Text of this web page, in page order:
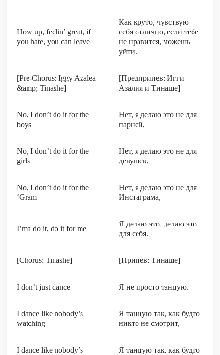
How up, feelin’ great, if
you hate, you can leave
Как круто, чувствую
себя отлично, если тебе
не нравится, можешь
уйти.
[Pre-Chorus: Iggy Azalea
&amp; Tinashe]
[Предприпев: Игги
Азалия и Тинаше]
No, I don’t do it for the
boys
Нет, я делаю это не для
парней,
No, I don’t do it for the
girls
Нет, я делаю это не для
девушек,
No, I don’t do it for the
‘Gram
Нет, я делаю это не для
Инстаграма,
I’ma do it, do it for me
Я делаю это, делаю это
для себя.
[Chorus: Tinashe] [Припев: Тинаше]
I don’t just dance Я не просто танцую,
I dance like nobody’s
watching
Я танцую так, как будто
никто не смотрит,
I dance like nobody’s
Я танцую так, как будто